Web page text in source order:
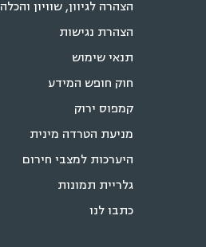
הצהרה לגיוון, שוויון והכלה
הצהרת נגישות
תנאי שימוש
חוק חופש המידע
קמפוס ירוק
מניעת הטרדה מינית
היערכות למצבי חירום
גלריית תמונות
כתבו לנו